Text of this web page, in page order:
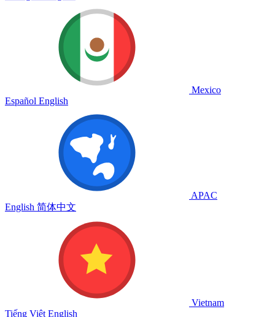
Mexico
Español English
APAC
English 简体中文
Vietnam
Tiếng Việt English